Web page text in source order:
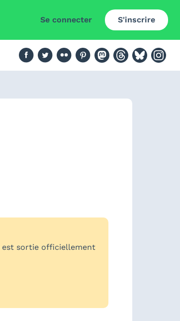
Se connecter S'inscrire
est sortie officiellement